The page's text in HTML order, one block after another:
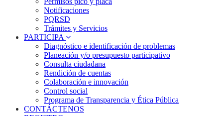
Notificaciones
PQRSD
Trámites y Servicios
PARTICIPA
Diagnóstico e identificación de problemas
Planeación y/o presupuesto participativo​
Consulta ciudadana
Rendición de cuentas
Colaboración e innovación
Control social
Programa de Transparencia y Ética Pública
CONTÁCTENOS